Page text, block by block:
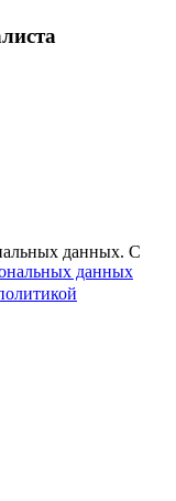
данных. С
данных